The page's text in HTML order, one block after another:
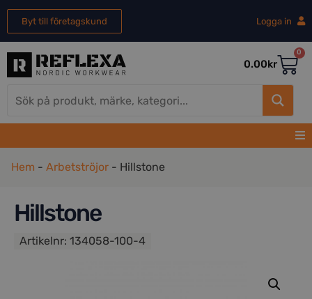
Byt till företagskund Logga in
0.00kr
0
Hem - Arbetströjor - Hillstone
Hillstone
Artikelnr: 134058-100-4